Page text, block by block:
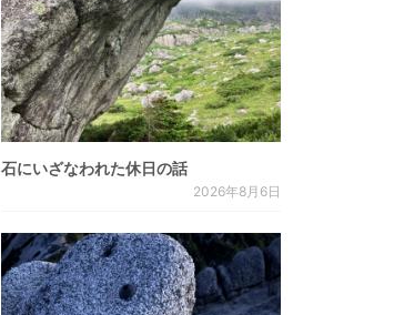
石にいざなわれた休日の話
2026年8月6日